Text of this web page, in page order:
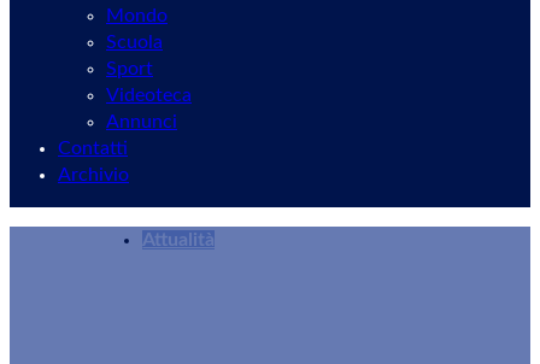
Mondo
Scuola
Sport
Videoteca
Annunci
Contatti
Archivio
Attualità